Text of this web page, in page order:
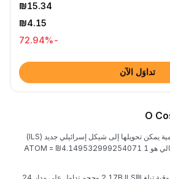
₪15.34
₪4.15
-72.94
%
تداوَل الآن
O
Cosmos Hub هي عملة رقمية يمكن تحويلها إلى شيكل إسرائيلي جديد (ILS)
على Bybit. سعر الصرف الحالي هو 1 ATOM = ₪4.149532999254071